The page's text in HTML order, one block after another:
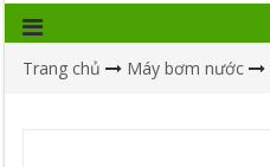
Trang chủ Máy bơm nước